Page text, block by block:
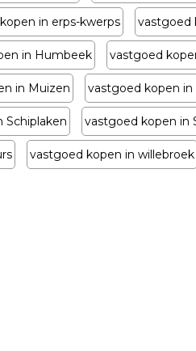
in erps-kwerps vastgoed
in Humbeek vastgoed
in Muizen vastgoed kopen in
Schiplaken vastgoed kopen in
vastgoed kopen in willebroek